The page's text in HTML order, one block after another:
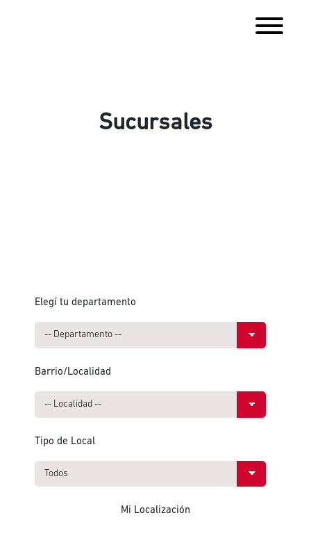
Sucursales
Elegí tu departamento
Barrio/Localidad
Tipo de Local
Mi Localización